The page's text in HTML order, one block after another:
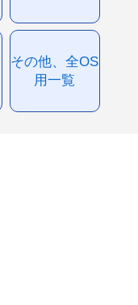
その他、全OS
用一覧